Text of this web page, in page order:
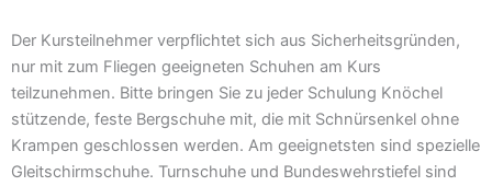
Der Kursteilnehmer verpflichtet sich aus Sicherheitsgründen,
nur mit zum Fliegen geeigneten Schuhen am Kurs
teilzunehmen. Bitte bringen Sie zu jeder Schulung Knöchel
stützende, feste Bergschuhe mit, die mit Schnürsenkel ohne
Krampen geschlossen werden. Am geeignetsten sind spezielle
Gleitschirmschuhe. Turnschuhe und Bundeswehrstiefel sind